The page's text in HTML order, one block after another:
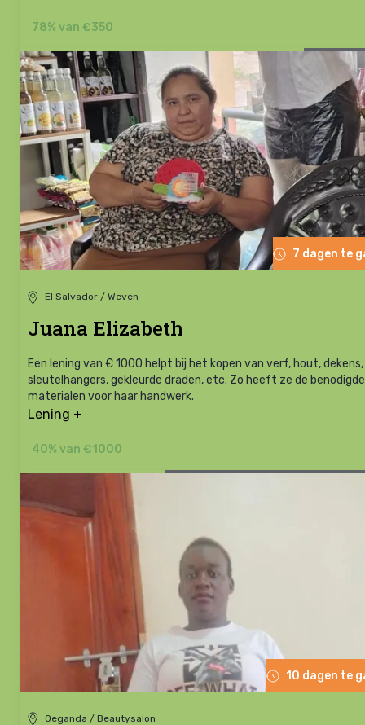
78% van €350
7 dagen te
El Salvador / Weven
Juana Elizabeth
Een lening van € 1000 helpt bij het kopen van verf, hout, dekens,
sleutelhangers, gekleurde draden, etc. Zo heeft ze de benodigde
materialen voor haar handwerk.
Lening +
40% van €1000
10 dagen te
Oeganda / Beautysalon